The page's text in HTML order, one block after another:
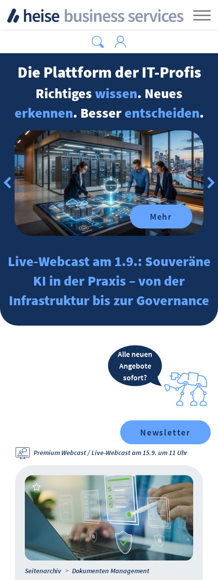
Die Plattform der IT-Profis
Richtigeswissen. Neues
erkennen. Besserentscheiden.
Mehr
Live-Webcast am 1.9.: Souveräne
KI in der Praxis – von der
Infrastruktur bis zur Governance
Alle neuen
Angebote
sofort?
Newsletter
Premium Webcast / Live-Webcast am 15.9. um 11 Uhr
Seitenarchiv Dokumenten Management